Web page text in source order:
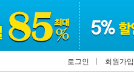
로그인 회원가입